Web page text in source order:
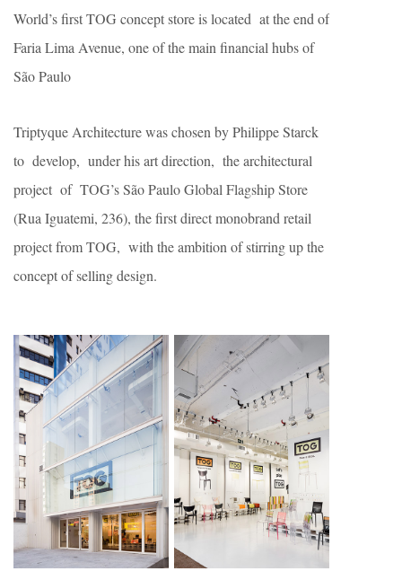
World’s first TOG concept store is located at the end of
Faria Lima Avenue, one of the main financial hubs of
São Paulo
Triptyque Architecture was chosen by Philippe Starck
to develop, under his art direction, the architectural
project of TOG’s São Paulo Global Flagship Store
(Rua Iguatemi, 236), the first direct monobrand retail
project from TOG, with the ambition of stirring up the
concept of selling design.